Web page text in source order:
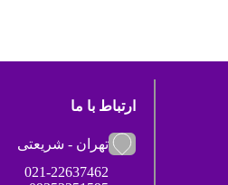
ارتباط با ما
تهران - شریعتی
021-22637462